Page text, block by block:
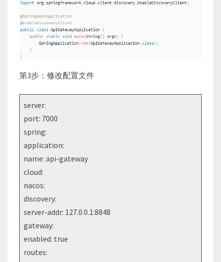
第3步：修改配置文件
server:
port: 7000
spring:
application:
name: api-gateway
cloud:
nacos:
discovery:
server-addr: 127.0.0.1:8848
gateway:
enabled: true
routes: